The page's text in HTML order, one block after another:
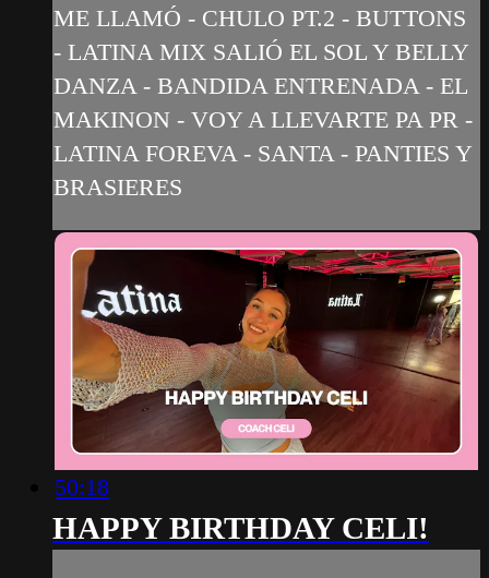
ME LLAMÓ - CHULO PT.2 - BUTTONS
- LATINA MIX SALIÓ EL SOL Y BELLY
DANZA - BANDIDA ENTRENADA - EL
MAKINON - VOY A LLEVARTE PA PR -
LATINA FOREVA - SANTA - PANTIES Y
BRASIERES
50:18
HAPPY BIRTHDAY CELI!